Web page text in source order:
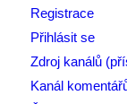
Registrace
Přihlásit se
Zdroj kanálů
Kanál